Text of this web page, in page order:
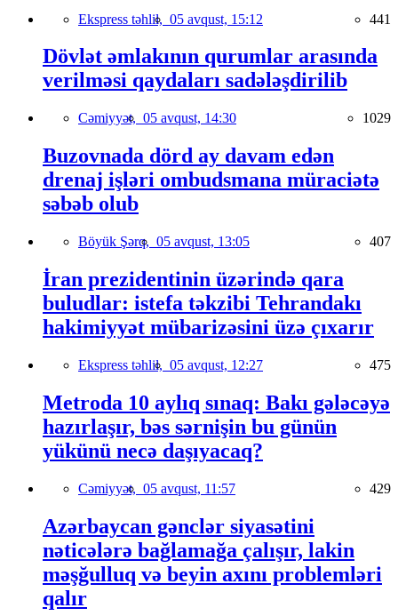
Ekspress təhlil, 05 avqust, 15:12 441
Dövlət əmlakının qurumlar arasında
verilməsi qaydaları sadələşdirilib
Cəmiyyət, 05 avqust, 14:30 1029
Buzovnada dörd ay davam edən
drenaj işləri ombudsmana müraciətə
səbəb olub
Böyük Şərq, 05 avqust, 13:05 407
İran prezidentinin üzərində qara
buludlar: istefa təkzibi Tehrandakı
hakimiyyət mübarizəsini üzə çıxarır
Ekspress təhlil, 05 avqust, 12:27 475
Metroda 10 aylıq sınaq: Bakı gələcəyə
hazırlaşır, bəs sərnişin bu günün
yükünü necə daşıyacaq?
Cəmiyyət, 05 avqust, 11:57 429
Azərbaycan gənclər siyasətini
nəticələrə bağlamağa çalışır, lakin
məşğulluq və beyin axını problemləri
qalır